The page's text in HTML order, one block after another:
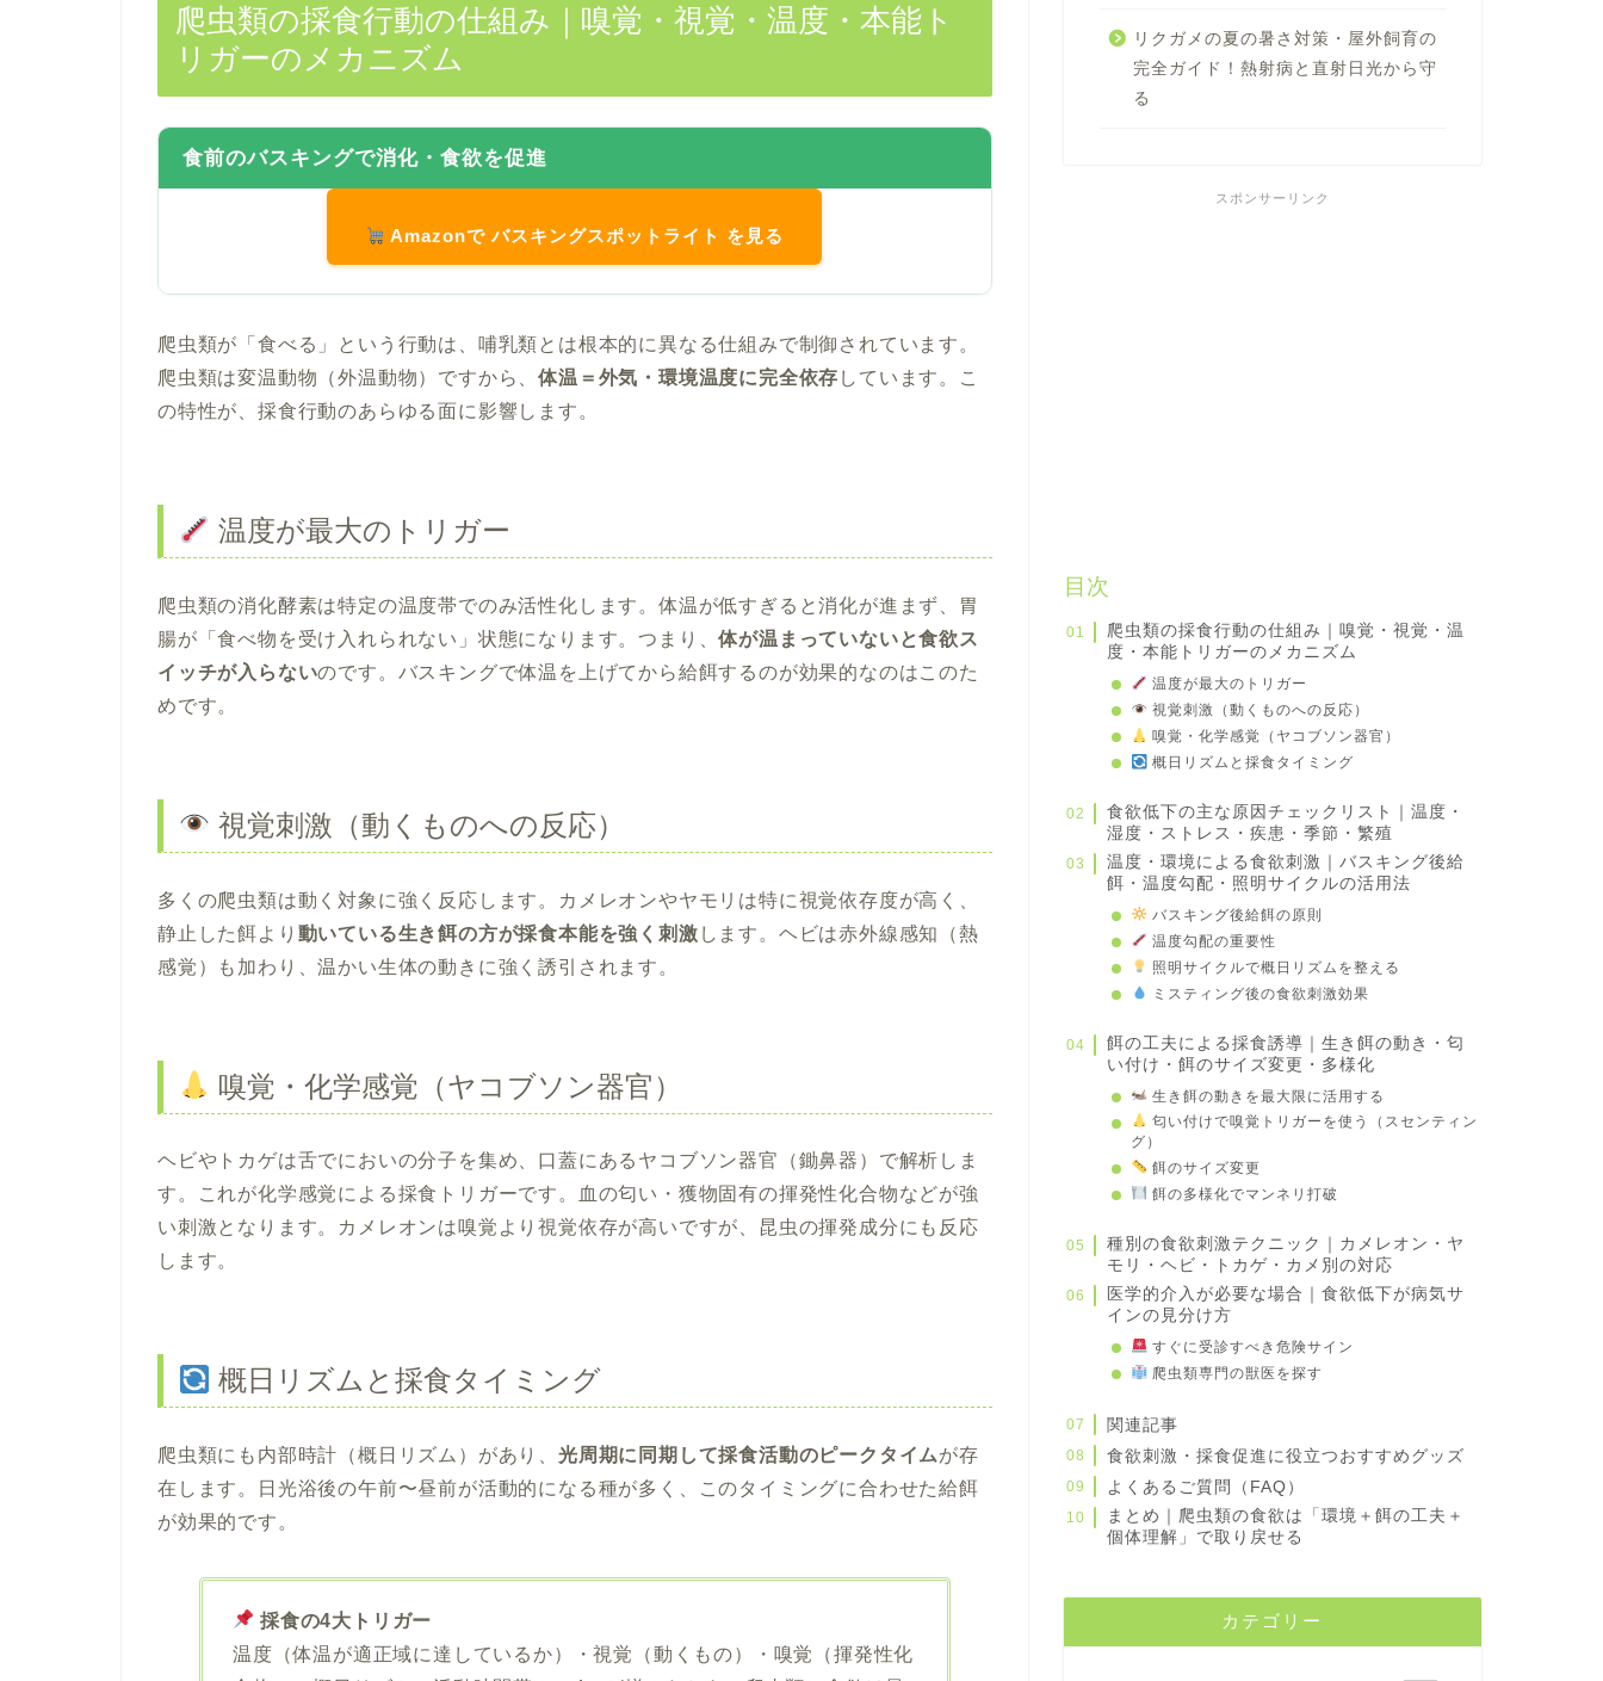
爬虫類の採食行動の仕組み｜嗅覚・視覚・温度・本能ト
リガーのメカニズム
食前のバスキングで消化・食欲を促進
Amazonで バスキングスポットライト を見る
爬虫類が「食べる」という行動は、哺乳類とは根本的に異なる仕組みで制御されています。
爬虫類は変温動物（外温動物）ですから、体温＝外気・環境温度に完全依存 しています。こ
の特性が、採食行動のあらゆる面に影響します。
温度が最大のトリガー
爬虫類の消化酵素は特定の温度帯でのみ活性化します。体温が低すぎると消化が進まず、胃
腸が「食べ物を受け入れられない」状態になります。つまり、体が温まっていないと食欲ス
イッチが入らないのです。バスキングで体温を上げてから給餌するのが効果的なのはこのた
めです。
視覚刺激（動くものへの反応）
多くの爬虫類は動く対象に強く反応します。カメレオンやヤモリは特に視覚依存度が高く、
静止した餌より 動いている生き餌の方が採食本能を強く刺激 します。ヘビは赤外線感知（熱
感覚）も加わり、温かい生体の動きに強く誘引されます。
嗅覚・化学感覚（ヤコブソン器官）
ヘビやトカゲは舌でにおいの分子を集め、口蓋にあるヤコブソン器官（鋤鼻器）で解析しま
す。これが化学感覚による採食トリガーです。血の匂い・獲物固有の揮発性化合物などが強
い刺激となります。カメレオンは嗅覚より視覚依存が高いですが、昆虫の揮発成分にも反応
します。
概日リズムと採食タイミング
爬虫類にも内部時計（概日リズム）があり、 光周期に同期して採食活動のピークタイムが存
在します。日光浴後の午前〜昼前が活動的になる種が多く、このタイミングに合わせた給餌
が効果的です。
採食の4大トリガー
温度（体温が適正域に達しているか）・視覚（動くもの）・嗅覚（揮発性化
リクガメの夏の暑さ対策・屋外飼育の
完全ガイド！熱射病と直射日光から守
る
スポンサーリンク
目次
爬虫類の採食行動の仕組み｜嗅覚・視覚・温
度・本能トリガーのメカニズム
温度が最大のトリガー
視覚刺激（動くものへの反応）
嗅覚・化学感覚（ヤコブソン器官）
概日リズムと採食タイミング
食欲低下の主な原因チェックリスト｜温度・
湿度・ストレス・疾患・季節・繁殖
温度・環境による食欲刺激｜バスキング後給
餌・温度勾配・照明サイクルの活用法
バスキング後給餌の原則
温度勾配の重要性
照明サイクルで概日リズムを整える
ミスティング後の食欲刺激効果
餌の工夫による採食誘導｜生き餌の動き・匂
い付け・餌のサイズ変更・多様化
生き餌の動きを最大限に活用する
匂い付けで嗅覚トリガーを使う（スセンティン
グ）
餌のサイズ変更
餌の多様化でマンネリ打破
種別の食欲刺激テクニック｜カメレオン・ヤ
モリ・ヘビ・トカゲ・カメ別の対応
医学的介入が必要な場合｜食欲低下が病気サ
インの見分け方
すぐに受診すべき危険サイン
爬虫類専門の獣医を探す
関連記事
食欲刺激・採食促進に役立つおすすめグッズ
よくあるご質問（FAQ）
まとめ｜爬虫類の食欲は「環境＋餌の工夫＋
個体理解」で取り戻せる
カテゴリー